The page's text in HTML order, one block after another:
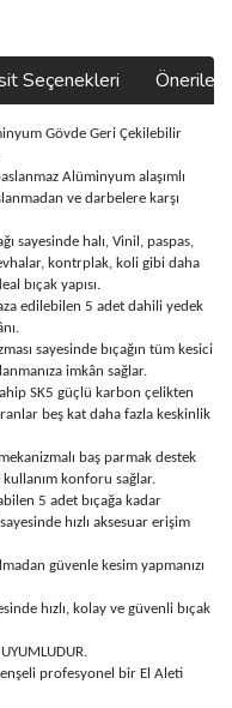
Seçenekleri
Gövde Geri Çekilebilir
Alüminyum alaşımlı
ve darbelere karşı
sayesinde halı, Vinil, paspas,
kontrplak, koli gibi daha
bıçak yapısı.
edilebilen 5 adet dahili yedek
sayesinde bıçağın tüm kesici
imkân sağlar.
SK5 güçlü karbon çelikten
beş kat daha fazla keskinlik
baş parmak destek
konforu sağlar.
5 adet bıçağa kadar
hızlı aksesuar erişim
güvenle kesim yapmanızı
hızlı, kolay ve güvenli bıçak
profesyonel bir El Aleti